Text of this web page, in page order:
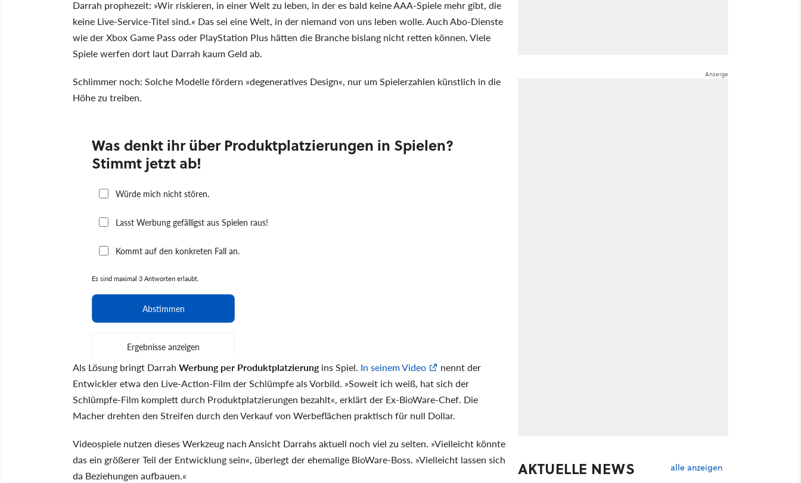
Darrah prophezeit: »Wir riskieren, in einer Welt zu leben, in der es bald keine AAA-Spiele mehr gibt, die
keine Live-Service-Titel sind.« Das sei eine Welt, in der niemand von uns leben wolle. Auch Abo-Dienste
wie der Xbox Game Pass oder PlayStation Plus hätten die Branche bislang nicht retten können. Viele
Spiele werfen dort laut Darrah kaum Geld ab.
Schlimmer noch: Solche Modelle fördern »degeneratives Design«, nur um Spielerzahlen künstlich in die
Höhe zu treiben.
Als Lösung bringt Darrah Werbung per Produktplatzierungins Spiel. In seinem Video
nennt der
Entwickler etwa den Live-Action-Film der Schlümpfe als Vorbild. »Soweit ich weiß, hat sich der
Schlümpfe-Film komplett durch Produktplatzierungen bezahlt«, erklärt der Ex-BioWare-Chef. Die
Macher drehten den Streifen durch den Verkauf von Werbeflächen praktisch für null Dollar.
Videospiele nutzen dieses Werkzeug nach Ansicht Darrahs aktuell noch viel zu selten. »Vielleicht könnte
das ein größerer Teil der Entwicklung sein«, überlegt der ehemalige BioWare-Boss. »Vielleicht lassen sich
da Beziehungen aufbauen.«
AKTUELLE NEWS alle anzeigen